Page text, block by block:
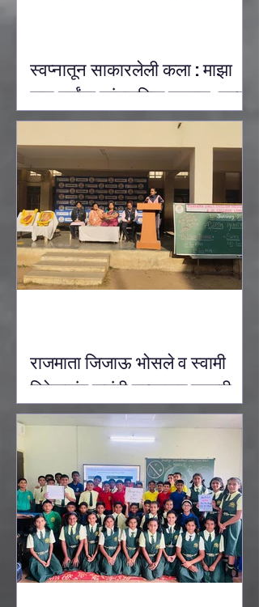
स्वप्नातून साकारलेली कला : माझा
पाच वर्षांचा सांस्कृतिक प्रवास: उल्का
देवऱुखकर
राजमाता जिजाऊ भोसले व स्वामी
विवेकानंद जयंती उत्साहात साजरी
करण्यात आली.